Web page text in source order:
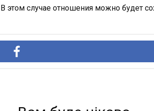
этом случае отношения можно будет